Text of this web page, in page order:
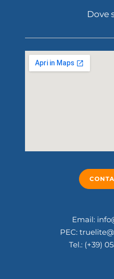
Dove
Email:
PEC:
Tel.: (+39)